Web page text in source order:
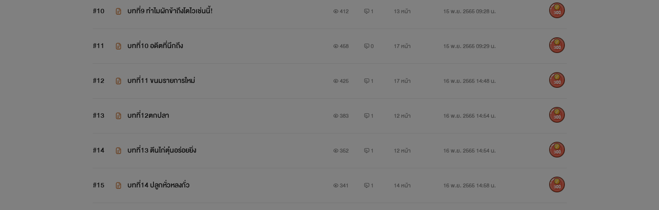
#10 บทที่9 ทำไมผักข้าถึงโตไวเช่นนี้! 412 1 13 หน้า 15 พ.ย. 2565 09:28 น. 300
#11 บทที่10 อดีตที่นึกถึง 458 0 17 หน้า 15 พ.ย. 2565 09:29 น. 300
#12 บทที่11 ขนมรายการใหม่ 425 1 17 หน้า 16 พ.ย. 2565 14:48 น. 300
#13 บทที่12ตกปลา 383 1 12 หน้า 16 พ.ย. 2565 14:54 น. 300
#14 บทที่13 ตีนไก่ตุ๋นอร่อยยิ่ง 352 1 12 หน้า 16 พ.ย. 2565 14:54 น. 300
#15 บทที่14 ปลูกหั่วหลงกั่ว 341 1 14 หน้า 16 พ.ย. 2565 14:58 น. 300